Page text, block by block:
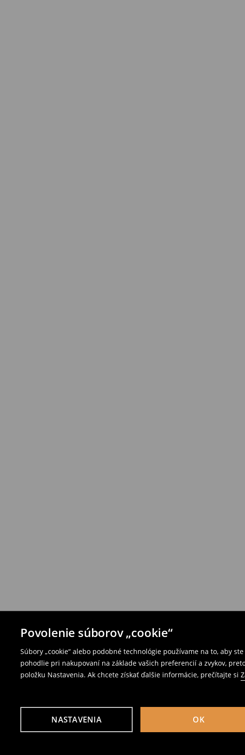
Povolenie súborov „cookie“
Súbory „cookie“ alebo podobné technológie používame na to, aby
pohodlie pri nakupovaní na základe vašich preferencií a zvykov,
položku Nastavenia. Ak chcete získať ďalšie informácie, prečítajte si
NASTAVENIA OK